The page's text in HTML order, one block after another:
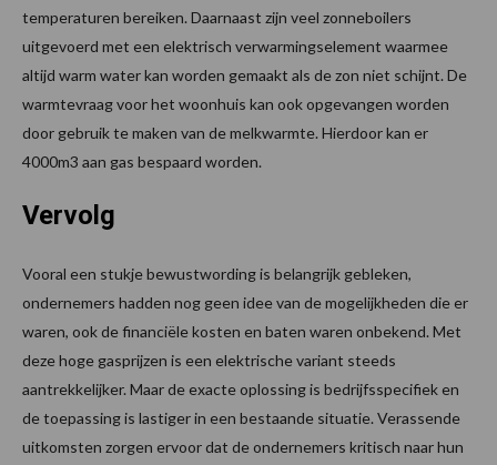
temperaturen bereiken. Daarnaast zijn veel zonneboilers
uitgevoerd met een elektrisch verwarmingselement waarmee
altijd warm water kan worden gemaakt als de zon niet schijnt. De
warmtevraag voor het woonhuis kan ook opgevangen worden
door gebruik te maken van de melkwarmte. Hierdoor kan er
4000m3 aan gas bespaard worden.
Vervolg
Vooral een stukje bewustwording is belangrijk gebleken,
ondernemers hadden nog geen idee van de mogelijkheden die er
waren, ook de financiële kosten en baten waren onbekend. Met
deze hoge gasprijzen is een elektrische variant steeds
aantrekkelijker. Maar de exacte oplossing is bedrijfsspecifiek en
de toepassing is lastiger in een bestaande situatie. Verassende
uitkomsten zorgen ervoor dat de ondernemers kritisch naar hun